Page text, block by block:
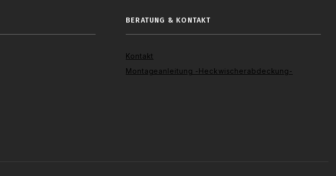
BERATUNG & KONTAKT
Kontakt
Montageanleitung -Heckwischerabdeckung-